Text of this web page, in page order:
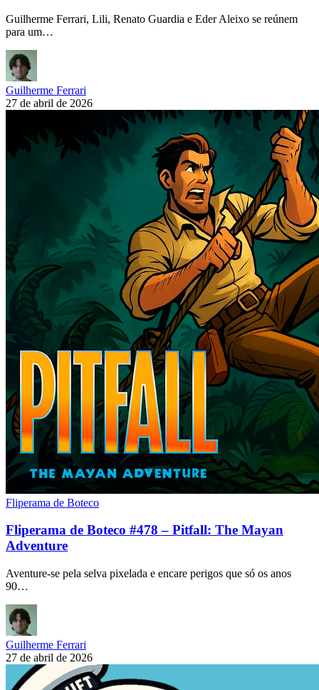
Guilherme Ferrari, Lili, Renato Guardia e Eder Aleixo se reúnem
para um…
Guilherme Ferrari
27 de abril de 2026
Fliperama de Boteco
Fliperama de Boteco #478 – Pitfall: The Mayan
Adventure
Aventure-se pela selva pixelada e encare perigos que só os anos
90…
Guilherme Ferrari
27 de abril de 2026